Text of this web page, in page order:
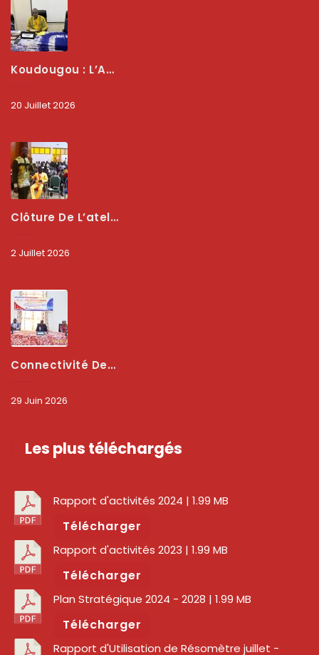
Koudougou : L’ARCEP Renforce Le Dialogue Avec Les Associations De Consommateurs Pour Mieux Protéger Les Usagers
20 Juillet 2026
Clôture De L’atelier National : L’ARCEP Et Les Collectivités Territoriales Consolident Leur Partenariat Pour Booster La Qualité Des Services Numériques
2 Juillet 2026
Connectivité Des Territoires : L’ARCEP Et Les Collectivités Territoriales Scellent Un Pacte Stratégique À Bobo-Dioulasso Pour Booster La Qualité Des Réseaux
29 Juin 2026
Les plus téléchargés
Rapport d'activités 2024 | 1.99 MB
Télécharger
Rapport d'activités 2023 | 1.99 MB
Télécharger
Plan Stratégique 2024 - 2028 | 1.99 MB
Télécharger
Rapport d'Utilisation de Résomètre juillet -